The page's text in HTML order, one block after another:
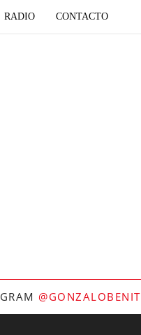
RADIO CONTACTO